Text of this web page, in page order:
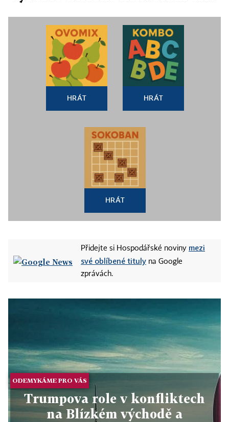
HRÁT HRÁT
HRÁT
Přidejte si Hospodářské noviny mezi
své oblíbené tituly na Google
zprávách.
ODEMYKÁME PRO VÁS
Trumpova role v konfliktech
na Blízkém východě a